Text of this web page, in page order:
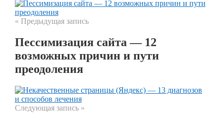
« Предыдущая запись
Пессимизация сайта — 12
возможных причин и пути
преодоления
Следующая запись »